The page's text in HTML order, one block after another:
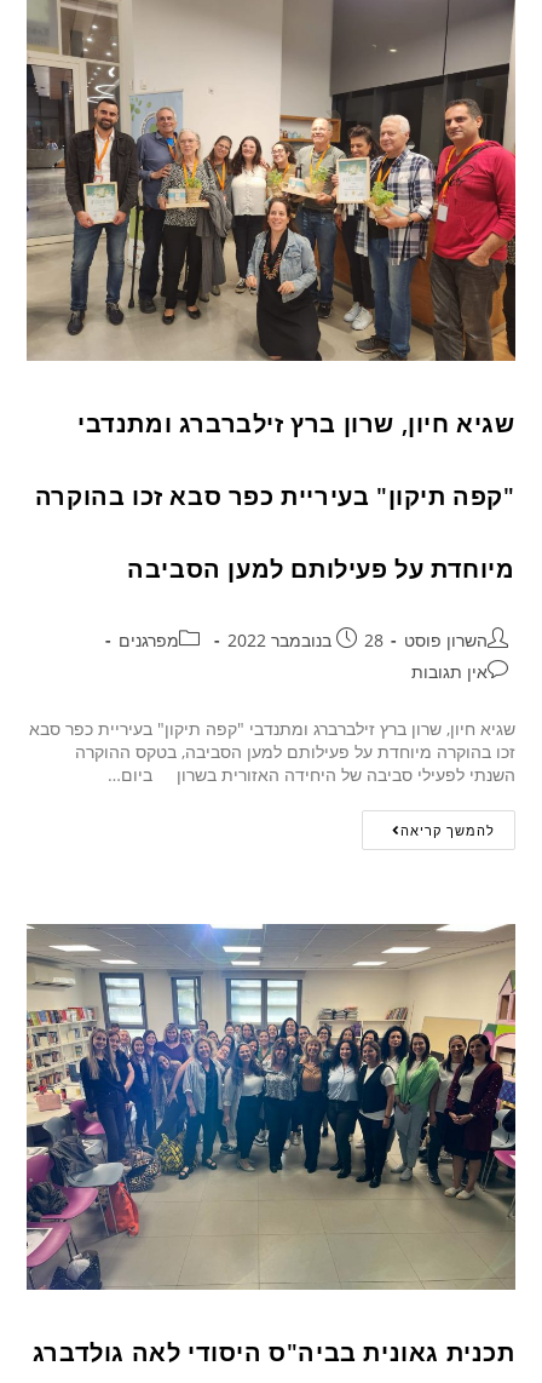
שגיא חיון, שרון ברץ זילברברג ומתנדבי
"קפה תיקון" בעיריית כפר סבא זכו בהוקרה
מיוחדת על פעילותם למען הסביבה
השרון פוסט 28 בנובמבר 2022
מפרגנים
אין תגובות
שגיא חיון, שרון ברץ זילברברג ומתנדבי "קפה תיקון" בעיריית כפר סבא
זכו בהוקרה מיוחדת על פעילותם למען הסביבה, בטקס ההוקרה
השנתי לפעילי סביבה של היחידה האזורית בשרון ביום…
להמשך קריאה
תכנית גאונית בביה"ס היסודי לאה גולדברג